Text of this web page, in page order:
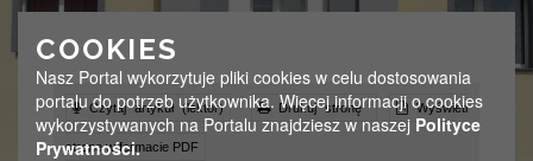
COOKIES
Nasz Portal wykorzytuje pliki cookies w celu dostosowania
portalu do potrzeb użytkownika. Więcej informacji o cookies
wykorzystywanych na Portalu znajdziesz w naszej Polityce
Prywatności.
Czytaj artykuł (lektor) Drukuj stronę Wyświetl
stronę w formacie PDF